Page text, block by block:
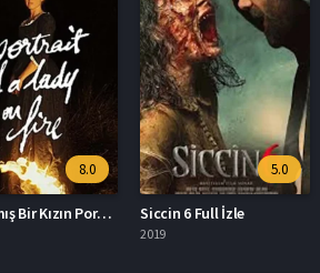
8.0
Alev Almış Bir Kızın Portresi Altyazılı İzle
5.0
Siccin 6 Full İzle
2019